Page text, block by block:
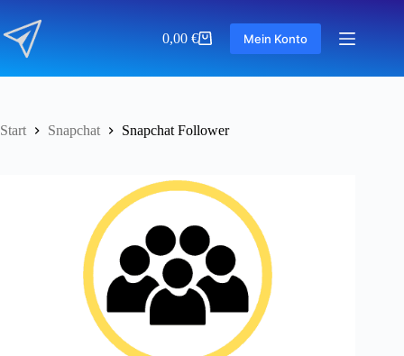
Inhalt
springen
Warenkorb
0,00€ Mein Konto
Start Snapchat Snapchat Follower